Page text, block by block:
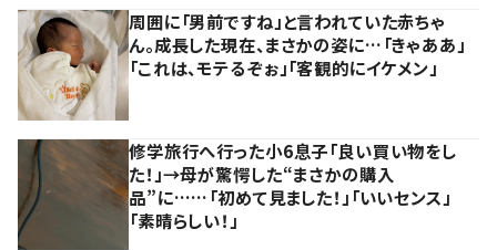
周囲に「男前ですね」と言われていた赤ちゃ
ん。成長した現在、まさかの姿に…「きゃああ」
「これは、モテるぞぉ」「客観的にイケメン」
修学旅行へ行った小6息子「良い買い物をし
た！」→母が驚愕した“まさかの購入
品”に……「初めて見ました！」「いいセンス」
「素晴らしい！」